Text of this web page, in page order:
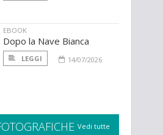
EBOOK
Dopo la Nave Bianca
LEGGI 14/07/2026
Vedi tutte